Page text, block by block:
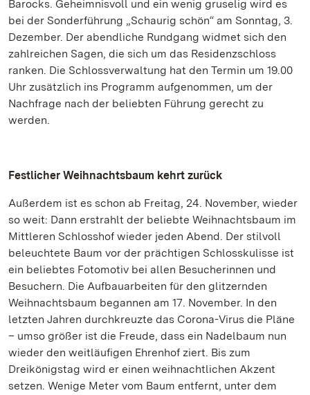
Barocks. Geheimnisvoll und ein wenig gruselig wird es
bei der Sonderführung „Schaurig schön“ am Sonntag, 3.
Dezember. Der abendliche Rundgang widmet sich den
zahlreichen Sagen, die sich um das Residenzschloss
ranken. Die Schlossverwaltung hat den Termin um 19.00
Uhr zusätzlich ins Programm aufgenommen, um der
Nachfrage nach der beliebten Führung gerecht zu
werden.
Festlicher Weihnachtsbaum kehrt zurück
Außerdem ist es schon ab Freitag, 24. November, wieder
so weit: Dann erstrahlt der beliebte Weihnachtsbaum im
Mittleren Schlosshof wieder jeden Abend. Der stilvoll
beleuchtete Baum vor der prächtigen Schlosskulisse ist
ein beliebtes Fotomotiv bei allen Besucherinnen und
Besuchern. Die Aufbauarbeiten für den glitzernden
Weihnachtsbaum begannen am 17. November. In den
letzten Jahren durchkreuzte das Corona-Virus die Pläne
– umso größer ist die Freude, dass ein Nadelbaum nun
wieder den weitläufigen Ehrenhof ziert. Bis zum
Dreikönigstag wird er einen weihnachtlichen Akzent
setzen. Wenige Meter vom Baum entfernt, unter dem